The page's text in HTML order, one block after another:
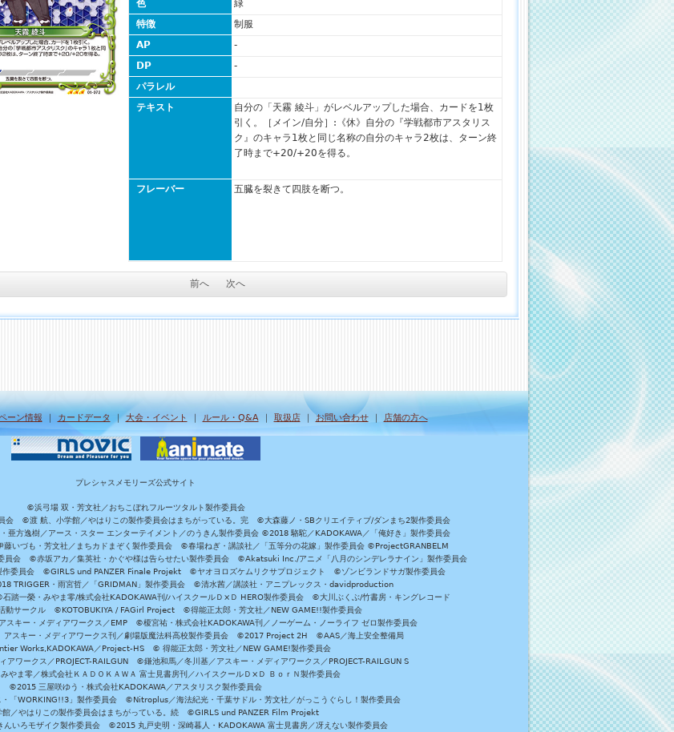
色
緑
特徴
制服
AP
-
DP
-
パラレル
テキスト
自分の「天霧 綾斗」がレベルアップした場合、カードを1枚
引く。［メイン/自分］:《休》自分の『学戦都市アスタリス
ク』のキャラ1枚と同じ名称の自分のキャラ2枚は、ターン終
了時まで+20/+20を得る。
フレーバー 五臓を裂きて四肢を断つ。
前へ 次へ
ーン情報 ｜ カードデータ ｜大会・イベント ｜ ルール・Q&A｜ 取扱店｜お問い合わせ｜ 店舗の方へ
プレシャスメモリーズ公式サイト
©浜弓場 双・芳文社／おちこぼれフルーツタルト製作委員会
会 ©渡 航、小学館／やはりこの製作委員会はまちがっている。完 ©大森藤ノ・SBクリエイティブ/ダンまち2製作委員会
方逸樹／アース・スター エンターテイメント／のうきん製作委員会 ©2018 駱駝／KADOKAWA／「俺好き」製作委員会
いづも・芳文社／まちカドまぞく製作委員会 ©春場ねぎ・講談社／「五等分の花嫁」製作委員会 ©ProjectGRANBELM
員会 ©赤坂アカ／集英社・かぐや様は告らせたい製作委員会 ©Akatsuki Inc./アニメ「八月のシンデレラナイン」製作委員会
作委員会 ©GIRLS und PANZER Finale Projekt ©ヤオヨロズケムリクサプロジェクト ©ゾンビランドサガ製作委員会
TRIGGER・雨宮哲／「GRIDMAN」製作委員会 ©清水茜／講談社・アニプレックス・davidproduction
一榮・みやま零/株式会社KADOKAWA刊/ハイスクールＤ×Ｄ HERO製作委員会 ©大川ぶくぶ/竹書房・キングレコード
動サークル ©KOTOBUKIYA / FAGirl Project ©得能正太郎・芳文社／NEW GAME!!製作委員会
スキー・メディアワークス／EMP ©榎宮祐・株式会社KADOKAWA刊／ノーゲーム・ノーライフ ゼロ製作委員会
スキー・メディアワークス刊／劇場版魔法科高校製作委員会 ©2017 Project 2H ©AAS／海上安全整備局
Works,KADOKAWA／Project-HS © 得能正太郎・芳文社／NEW GAME!製作委員会
アワークス／PROJECT-RAILGUN ©鎌池和馬／冬川基／アスキー・メディアワークス／PROJECT-RAILGUN S
やま零／株式会社ＫＡＤＯＫＡＷＡ 富士見書房刊／ハイスクールＤ×Ｄ ＢｏｒＮ製作委員会
©2015 三屋咲ゆう・株式会社KADOKAWA／アスタリスク製作委員会
「WORKING!!3」製作委員会 ©Nitroplus／海法紀光・千葉サドル・芳文社／がっこうぐらし！製作委員会
／やはりこの製作委員会はまちがっている。続 ©GIRLS und PANZER Film Projekt
んいろモザイク製作委員会 ©2015 丸戸史明・深崎暮人・KADOKAWA 富士見書房／冴えない製作委員会